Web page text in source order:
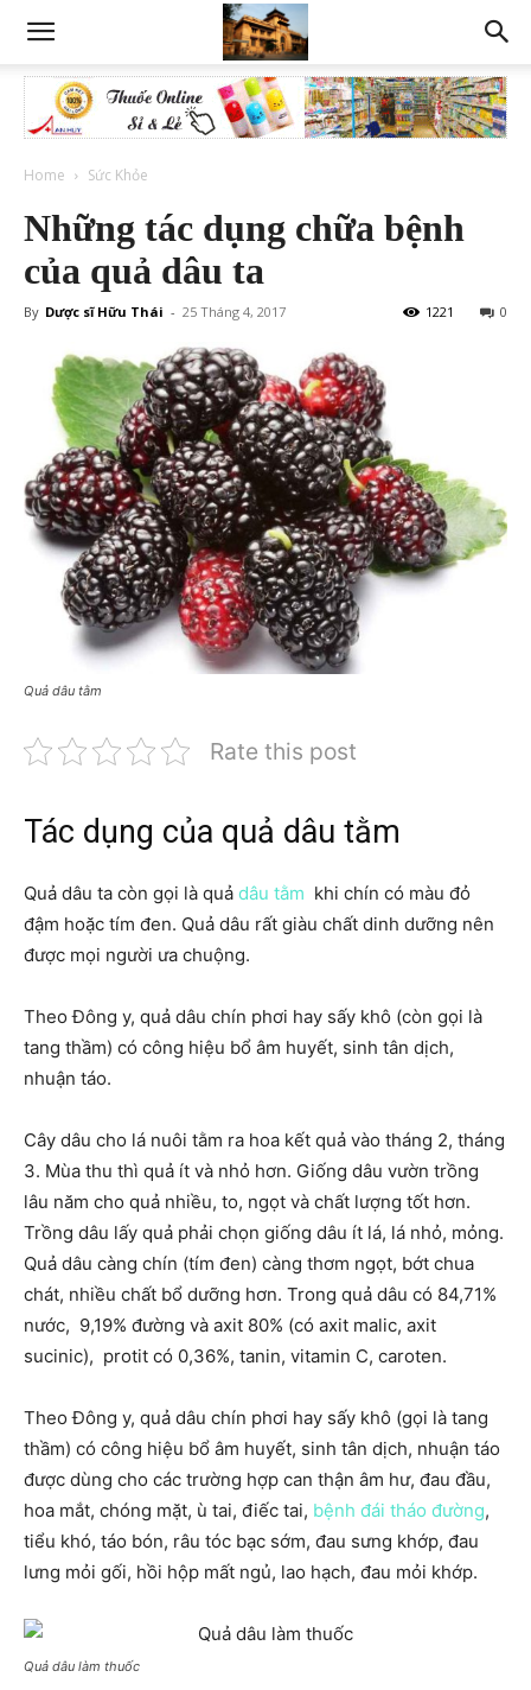
Home Sức Khỏe
Những tác dụng chữa bệnh
của quả dâu ta
By Dược sĩ Hữu Thái - 25 Tháng 4, 2017 0
1221
Quả dâu tằm
Rate this post
Tác dụng của quả dâu tằm
Quả dâu ta còn gọi là quả dâu tằm khi chín có màu đỏ
đậm hoặc tím đen. Quả dâu rất giàu chất dinh dưỡng nên
được mọi người ưa chuộng.
Theo Đông y, quả dâu chín phơi hay sấy khô (còn gọi là
tang thầm) có công hiệu bổ âm huyết, sinh tân dịch,
nhuận táo.
Cây dâu cho lá nuôi tằm ra hoa kết quả vào tháng 2, tháng
3. Mùa thu thì quả ít và nhỏ hơn. Giống dâu vườn trồng
lâu năm cho quả nhiều, to, ngọt và chất lượng tốt hơn.
Trồng dâu lấy quả phải chọn giống dâu ít lá, lá nhỏ, mỏng.
Quả dâu càng chín (tím đen) càng thơm ngọt, bớt chua
chát, nhiều chất bổ dưỡng hơn. Trong quả dâu có 84,71%
nước, 9,19% đường và axit 80% (có axit malic, axit
sucinic), protit có 0,36%, tanin, vitamin C, caroten.
Theo Đông y, quả dâu chín phơi hay sấy khô (gọi là tang
thầm) có công hiệu bổ âm huyết, sinh tân dịch, nhuận táo
được dùng cho các trường hợp can thận âm hư, đau đầu,
hoa mắt, chóng mặt, ù tai, điếc tai, bệnh đái tháo đường,
tiểu khó, táo bón, râu tóc bạc sớm, đau sưng khớp, đau
lưng mỏi gối, hồi hộp mất ngủ, lao hạch, đau mỏi khớp.
Quả dâu làm thuốc